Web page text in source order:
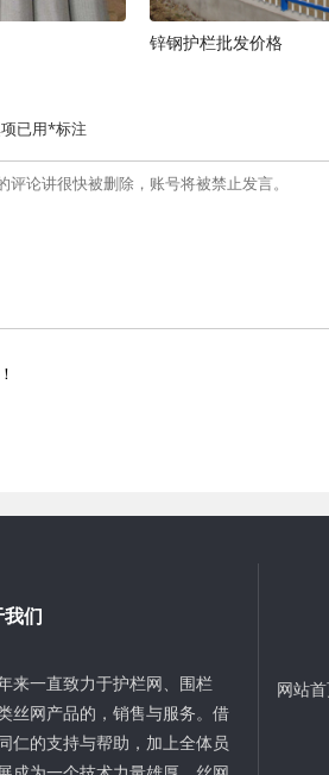
锌钢护栏批发价格
已用*标注
们
来一直致力于护栏网、围栏
丝网产品的，销售与服务。借
仁的支持与帮助，加上全体员
网站